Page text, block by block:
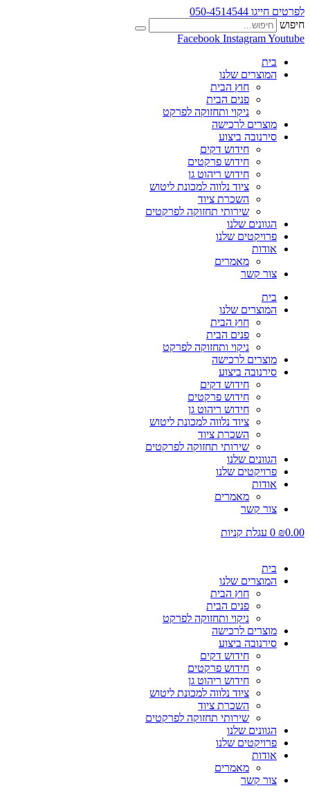
לפרטים חייגו 050-4514544
חיפוש
Facebook InstagramYoutube
בית
המוצרים שלנו
חוץ הבית
פנים הבית
ניקוי ותחזוקה לפרקט
מוצרים לרכישה
סירנובה ביצוע
חידוש דקים
חידוש פרקטים
חידוש ריהוט גן
ציוד נלווה למכונת ליטוש
השכרת ציוד
שירותי תחזוקה לפרקטים
הגוונים שלנו
פרויקטים שלנו
אודות
מאמרים
צור קשר
בית
המוצרים שלנו
חוץ הבית
פנים הבית
ניקוי ותחזוקה לפרקט
מוצרים לרכישה
סירנובה ביצוע
חידוש דקים
חידוש פרקטים
חידוש ריהוט גן
ציוד נלווה למכונת ליטוש
השכרת ציוד
שירותי תחזוקה לפרקטים
הגוונים שלנו
פרויקטים שלנו
אודות
מאמרים
צור קשר
₪0.00
0 עגלת קניות
בית
המוצרים שלנו
חוץ הבית
פנים הבית
ניקוי ותחזוקה לפרקט
מוצרים לרכישה
סירנובה ביצוע
חידוש דקים
חידוש פרקטים
חידוש ריהוט גן
ציוד נלווה למכונת ליטוש
השכרת ציוד
שירותי תחזוקה לפרקטים
הגוונים שלנו
פרויקטים שלנו
אודות
מאמרים
צור קשר